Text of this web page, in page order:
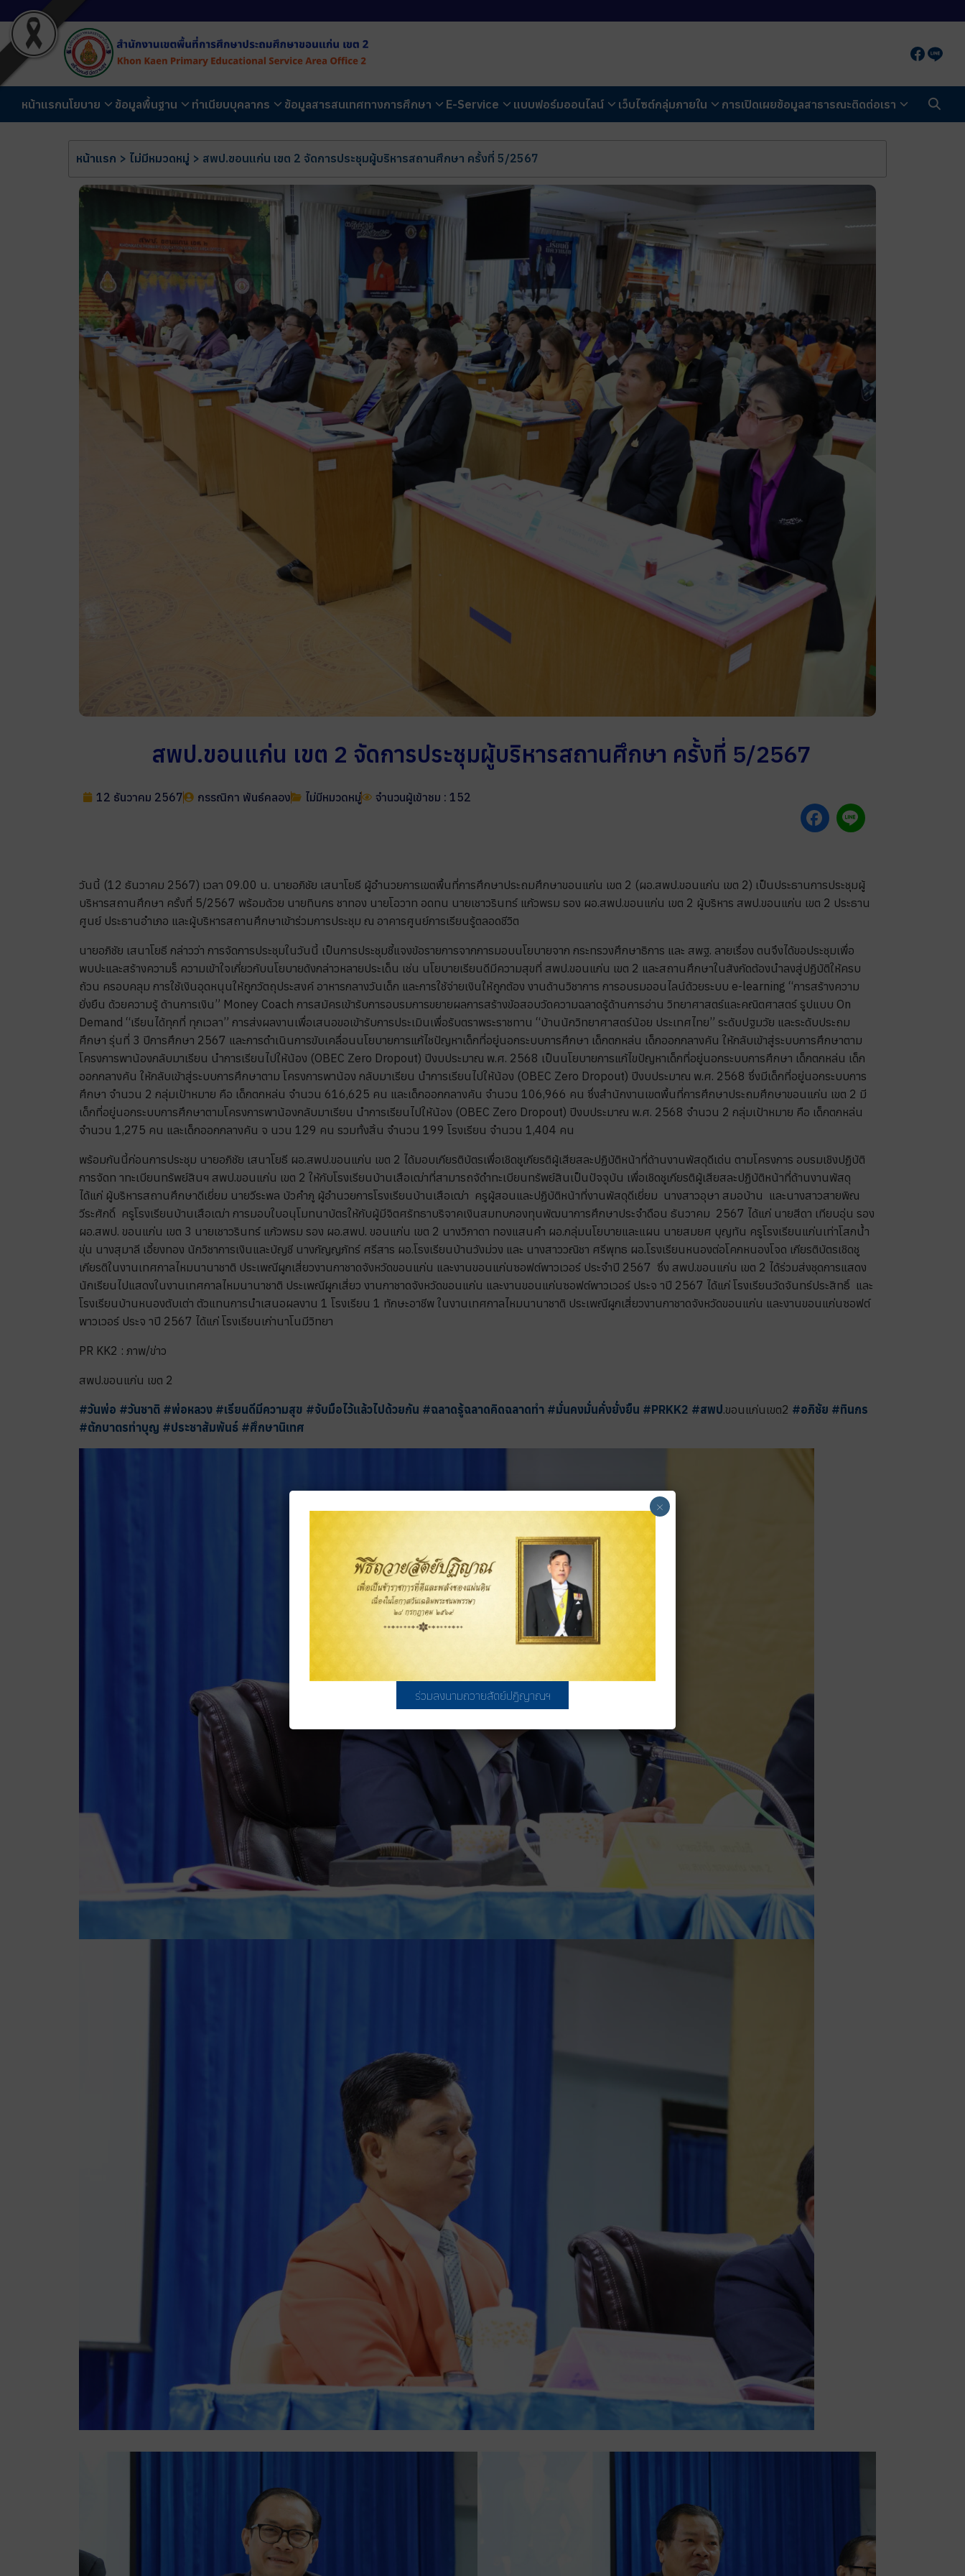
หน้าแรกนโยบาย ข้อมูลพื้นฐาน ทำเนียบบุคลากร ข้อมูลสารสนเทศทางการศึกษา E-Service แบบฟอร์มออนไลน์ เว็บไซต์กลุ่มภายใน การเปิดเผยข้อมูลสาธารณะติดต่อเรา
หน้าแรก > ไม่มีหมวดหมู่ > สพป.ขอนแก่น เขต 2 จัดการประชุมผู้บริหารสถานศึกษา ครั้งที่ 5/2567
สพป.ขอนแก่น เขต 2 จัดการประชุมผู้บริหารสถานศึกษา ครั้งที่ 5/2567
12 ธันวาคม 2567 กรรณิกา พันธ์คลอง ไม่มีหมวดหมู่ จำนวนผู้เข้าชม : 152
วันนี้ (12 ธันวาคม 2567) เวลา 09.00 น. นายอภิชัย เสนาโยธี ผู้อำนวยการเขตพื้นที่การศึกษาประถมศึกษาขอนแก่น เขต 2 (ผอ.สพป.ขอนแก่น เขต 2) เป็นประธานการประชุมผู้
บริหารสถานศึกษา ครั้งที่ 5/2567 พร้อมด้วย นายทินกร ชาทอง นายโอวาท อดทน นายเชาวรินทร์ แก้วพรม รอง ผอ.สพป.ขอนแก่น เขต 2 ผู้บริหาร สพป.ขอนแก่น เขต 2 ประธาน
ศูนย์ ประธานอำเภอ และผู้บริหารสถานศึกษาเข้าร่วมการประชุม ณ อาคารศูนย์การเรียนรู้ตลอดชีวิต
นายอภิชัย เสนาโยธี กล่าวว่า การจัดการประชุมในวันนี้ เป็นการประชุมชี้แจงข้อรายการจากการมอบนโยบายจาก กระทรวงศึกษาธิการ และ สพฐ. ลายเรื่อง ตนจึงได้ขอประชุมเพื่อ
พบปะและสร้างความร็ ความเข้าใจเกี่ยวกับนโยบายดังกล่าวหลายประเด็น เช่น นโยบายเรียนดีมีความสุขที่ สพป.ขอนแก่น เขต 2 และสถานศึกษาในสังกัดต้องนำลงสู่ปฏิบัติให้ครบ
ถ้วน ครอบคลุม การใช้เงินอุดหนุนให้ถูกวัตถุประสงค์ อาหารกลางวันเด็ก และการใช้จ่ายเงินให้ถูกต้อง งานด้านวิชาการ การอบรมออนไลน์ด้วยระบบ e-learning “การสร้างความ
ยั่งยืน ด้วยความรู้ ด้านการเงิน” Money Coach การสมัครเข้ารับการอบรมการขยายผลการสร้างข้อสอบวัดความฉลาดรู้ด้านการอ่าน วิทยาศาสตร์และคณิตศาสตร์ รูปแบบ On
Demand “เรียนได้ทุกที่ ทุกเวลา” การส่งผลงานเพื่อเสนอขอเข้ารับการประเมินเพื่อรับตราพระราชทาน “บ้านนักวิทยาศาสตร์น้อย ประเทศไทย” ระดับปฐมวัย และระดับประถม
ศึกษา รุ่นที่ 3 ปีการศึกษา 2567 และการดำเนินการขับเคลื่อนนโยบายการแก้ไชปัญหาเด็กที่อยู่นอกระบบการศึกษา เด็กตกหล่น เด็กออกกลางคัน ให้กลับเข้าสู่ระบบการศึกษาตาม
โครงการพาน้องกลับมาเรียน นำการเรียนไปให้น้อง (OBEC Zero Dropout) ปีงบประมาณ พ.ศ. 2568 เป็นนโยบายการแก้ไขปัญหาเด็กที่อยู่นอกระบบการศึกษา เด็กตกหล่น เด็ก
ออกกลางคัน ให้กลับเข้าสู่ระบบการศึกษาตาม โครงการพาน้อง กลับมาเรียน นำการเรียนไปให้น้อง (OBEC Zero Dropout) ปีงบประมาณ พ.ศ. 2568 ซึ่งมีเด็กที่อยู่นอกระบบการ
ศึกษา จำนวน 2 กลุ่มเป้าหมาย คือ เด็กตกหล่น จำนวน 616,625 คน และเด็กออกกลางคัน จำนวน 106,966 คน ซึ่งสำนักงานเขตพื้นที่การศึกษาประถมศึกษาขอนแก่น เขต 2 มี
เด็กที่อยู่นอกระบบการศึกษาตามโครงการพาน้องกลับมาเรียน นำการเรียนไปให้น้อง (OBEC Zero Dropout) ปีงบประมาณ พ.ศ. 2568 จำนวน 2 กลุ่มเป้าหมาย คือ เด็กตกหล่น
จำนวน 1,275 คน และเด็กออกกลางคัน จ นวน 129 คน รวมทั้งสิ้น จำนวน 199 โรงเรียน จำนวน 1,404 คน
พร้อมกันนี้ก่อนการประชุม นายอภิชัย เสนาโยธี ผอ.สพป.ขอนแก่น เขต 2 ได้มอบเกียรติบัตรเพื่อเชิดชูเกียรติผู้เสียสละปฏิบัติหน้าที่ด้านงานพัสดุดีเด่น ตามโครงการ อบรมเชิงปฏิบัติ
การจัดท าทะเบียนทรัพย์สินฯ สพป.ขอนแก่น เขต 2 ให้กับโรงเรียนบ้านเสือเฒ่าที่สามารถจัดำทะเบียนทรัพย์สินเป็นปัจจุบัน เพื่อเชิดชูเกียรติผู้เสียสละปฏิบัติหน้าที่ด้านงานพัสดุ
ได้แก่ ผู้บริหารสถานศึกษาดีเยี่ยม นายวีระพล บัวคำภู ผู้อำนวยการโรงเรียนบ้านเสือเฒ่า ครูผู้สอนและปฏิบัติหน้าที่งานพัสดุดีเยี่ยม นางสาวอุษา สมอบ้าน และนางสาวสายพิณ
วีระศักดิ์ ครูโรงเรียนบ้านเสือเฒ่า การมอบใบอนุโมทนาบัตรให้กับผู้มีจิตศรัทธาบริจาคเงินสมทบกองทุนพัฒนาการศึกษาประจำดือน ธันวาคม 2567 ได้แก่ นายสีดา เทียบอุ่น รอง
ผอ.สพป. ขอนแก่น เขต 3 นายเชาวรินทร์ แก้วพรม รอง ผอ.สพป. ขอนแก่น เขต 2 นางวิภาดา ทองแสนคำ ผอ.กลุ่มนโยบายและแผน นายสมยศ บุญทัน ครูโรงเรียนแก่นเท่าโสกน้ำ
ขุ่น นางสุมาลี เอี้ยงทอง นักวิชาการเงินและบัญชี นางกัญญภัทร์ ศรีสาร ผอ.โรงเรียนบ้านวังม่วง และ นางสาววณิชา ศรีพุทธ ผอ.โรงเรียนหนองต่อโคกหนองโจด เกียรติบัตรเชิดชู
เกียรติในงานเทศกาลไหมนานาชาติ ประเพณีผูกเสี่ยวงานกาชาดจังหวัดขอนแก่น และงานขอนแก่นซอฟต์พาวเวอร์ ประจำปี 2567 ซึ่ง สพป.ขอนแก่น เขต 2 ได้ร่วมส่งชุดการแสดง
นักเรียนไปแสดงในงานเทศกาลไหมนานาชาติ ประเพณีผูกเสี่ยว งานกาชาดจังหวัดขอนแก่น และงานขอนแก่นซอฟต์พาวเวอร์ ประจ าปี 2567 ได้แก่ โรงเรียนวัดจันทร์ประสิทธิ์ และ
โรงเรียนบ้านหนองตับเต่า ตัวแทนการนำเสนอผลงาน 1 โรงเรียน 1 ทักษะอาชีพ ในงานเทศกาลไหมนานาชาติ ประเพณีผูกเสี่ยวงานกาชาดจังหวัดขอนแก่น และงานขอนแก่นซอฟต์
พาวเวอร์ ประจ าปี 2567 ได้แก่ โรงเรียนเก่านาโนมีวิทยา
PR KK2 : ภาพ/ข่าว
สพป.ขอนแก่น เขต 2
#วันพ่อ #วันชาติ #พ่อหลวง #เรียนดีมีความสุข #จับมือไว้แล้วไปด้วยกัน #ฉลาดรู้ฉลาดคิดฉลาดทำ #มั่นคงมั่นคั่งยั่งยืน #PRKK2 #สพป.ขอนแก่นเขต2 #อภิชัย #ทินกร
#ตักบาตรทำบุญ #ประชาสัมพันธ์ #ศึกษานิเทศ
ร่วมลงนามถวายสัตย์ปฏิญาณฯ
×